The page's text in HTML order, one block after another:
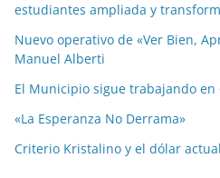
estudiantes ampliada y
Nuevo operativo de «Ver Bien,
Manuel Alberti
El Municipio sigue trabajando
«La Esperanza No Derrama»
Criterio Kristalino y el dólar